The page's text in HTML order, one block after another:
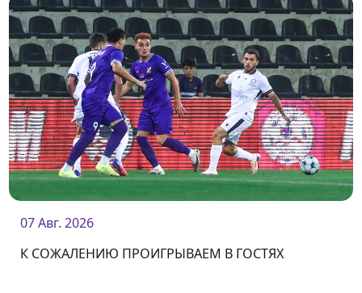
07 Авг. 2026
К СОЖАЛЕНИЮ ПРОИГРЫВАЕМ В ГОСТЯХ